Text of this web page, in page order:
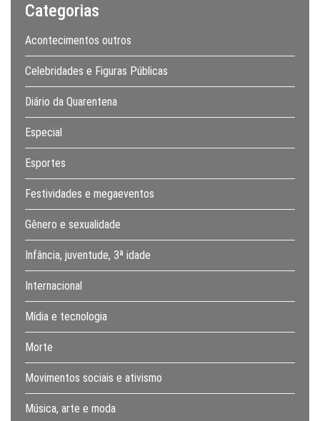
Categorias
Acontecimentos outros
Celebridades e Figuras Públicas
Diário da Quarentena
Especial
Esportes
Festividades e megaeventos
Gênero e sexualidade
Infância, juventude, 3ª idade
Internacional
Mídia e tecnologia
Morte
Movimentos sociais e ativismo
Música, arte e moda